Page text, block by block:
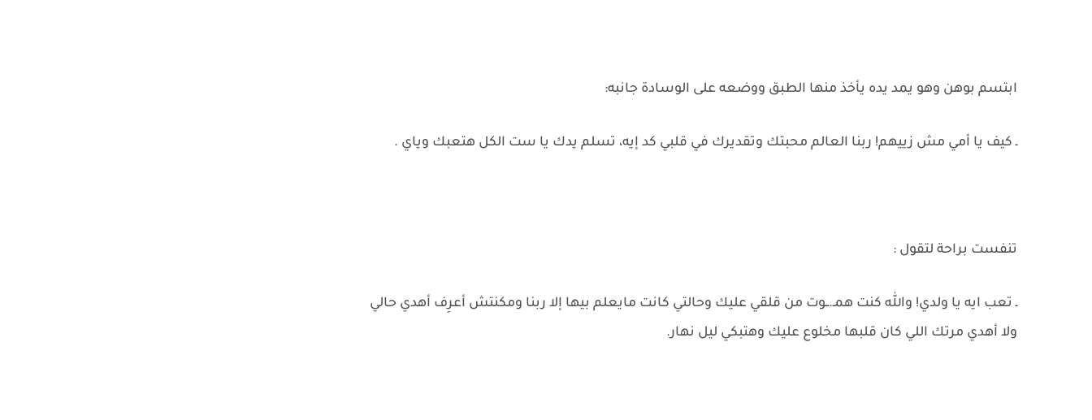
ابتسم بوهن وهو يمد يده يأخذ منها الطبق ووضعه على الوسادة جانبه:
ـ كيف يا أمي مش زييهم! ربنا العالم محبتك وتقديرك في قلبي كد إيه، تسلم يدك يا ست الكل هتعبك وياي .
تنفست براحة لتقول :
ـ تعب ايه يا ولدي! والله كنت همـ.ــوت من قلقي عليك وحالتي كانت مايعلم بيها إلا ربنا ومكنتش أعرِف أهدي حالي
ولا أهدي مرتك اللي كان قلبها مخلوع عليك وهتبكي ليل نهار.